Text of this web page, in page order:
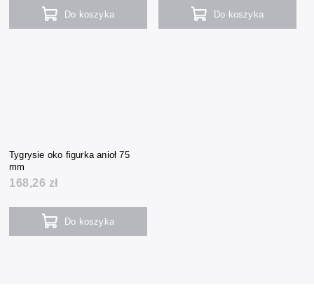
Do koszyka Do koszyka
Tygrysie oko figurka anioł 75
mm
168,26 zł
Do koszyka